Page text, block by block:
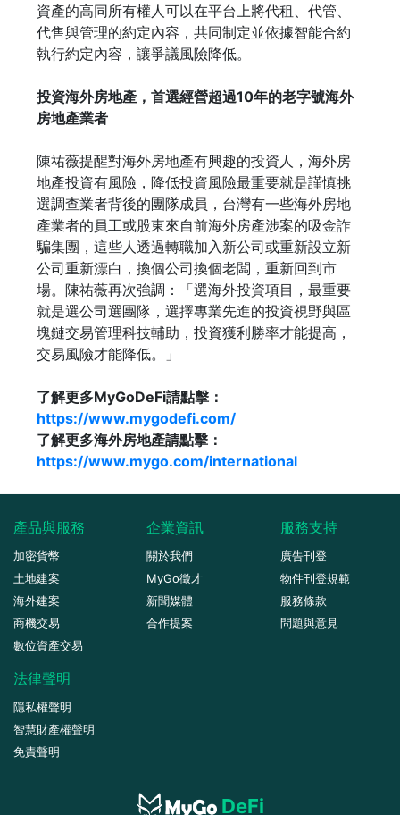
資產的高同所有權人可以在平台上將代租、代管、
代售與管理的約定內容，共同制定並依據智能合約
執行約定內容，讓爭議風險降低。
投資海外房地產，首選經營超過10年的老字號海外
房地產業者
陳祐薇提醒對海外房地產有興趣的投資人，海外房
地產投資有風險，降低投資風險最重要就是謹慎挑
選調查業者背後的團隊成員，台灣有一些海外房地
產業者的員工或股東來自前海外房產涉案的吸金詐
騙集團，這些人透過轉職加入新公司或重新設立新
公司重新漂白，換個公司換個老闆，重新回到市
場。陳祐薇再次強調：「選海外投資項目，最重要
就是選公司選團隊，選擇專業先進的投資視野與區
塊鏈交易管理科技輔助，投資獲利勝率才能提高，
交易風險才能降低。」
了解更多MyGoDeFi請點擊：
https://www.mygodefi.com/
了解更多海外房地產請點擊：
https://www.mygo.com/international
產品與服務
加密貨幣
土地建案
海外建案
商機交易
數位資產交易
企業資訊
關於我們
MyGo徵才
新聞媒體
合作提案
服務支持
廣告刊登
物件刊登規範
服務條款
問題與意見
法律聲明
隱私權聲明
智慧財產權聲明
免責聲明
DeFi